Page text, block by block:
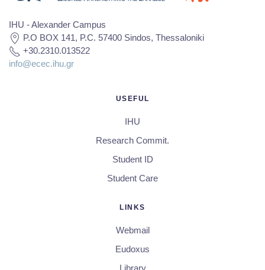
IHU - Alexander Campus
P.O BOX 141, P.C. 57400 Sindos, Thessaloniki
+30.2310.013522
info@ecec.ihu.gr
USEFUL
IHU
Research Commit.
Student ID
Student Care
LINKS
Webmail
Eudoxus